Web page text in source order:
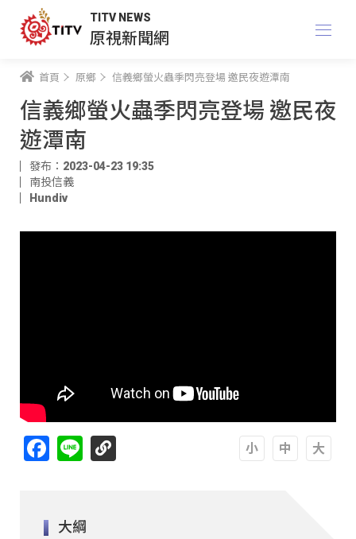
TITV NEWS
原視新聞網
首頁 原鄉 信義鄉螢火蟲季閃亮登場 邀民夜遊潭南
信義鄉螢火蟲季閃亮登場 邀民夜
遊潭南
發布：2023-04-23 19:35
南投信義
Hundiv
Facebook
Line
大綱